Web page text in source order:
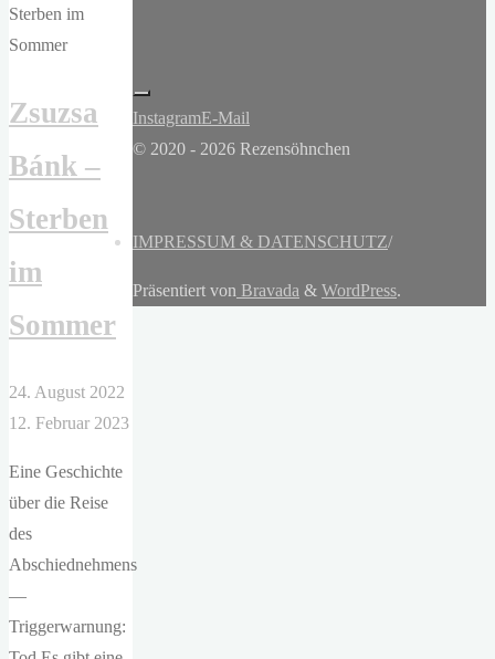
Zsuzsa
Bánk –
Sterben
im
Sommer
24. August 2022
12. Februar 2023
Eine Geschichte
über die Reise
des
Abschiednehmens
—
Triggerwarnung:
InstagramE-Mail
© 2020 - 2026 Rezensöhnchen
IMPRESSUM & DATENSCHUTZ/
Präsentiert von Bravada & WordPress.